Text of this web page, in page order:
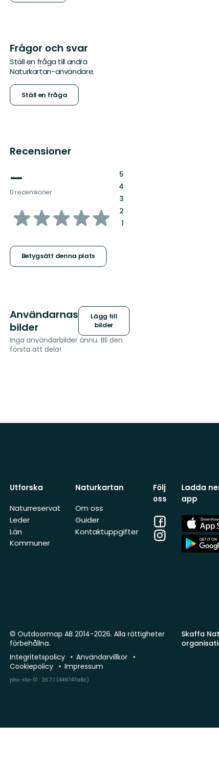
Frågor och svar
Ställ en fråga till andra
Naturkartan-användare.
Ställ en fråga
Recensioner
—
0 recensioner
av
stjärnor
Betygsätt denna plats
5:
4:
3:
2:
1:
Användarnas
bilder
Lägg till
bilder
Inga användarbilder ännu. Bli den
första att dela!
Utforska
Naturreservat
Leder
Län
Kommuner
Naturkartan
Om oss
Guider
Kontaktuppgifter
Följ
oss
Facebook
Instagram
Ladda
app
App
Store
App
Store
Skaffa
© Outdoormap AB 2014-2026. Alla rättigheter
förbehållna.
Integritetspolicy
Användarvillkor
Cookiepolicy
Impressum
phx-sto-01 · 26.7.1 (449747a8c)